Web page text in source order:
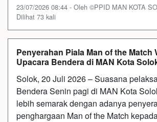
23/07/2026 08:44 - Oleh ©PPID MAN KOTA
Dilihat 73 kali
Penyerahan Piala Man of the Match
Upacara Bendera di MAN Kota
Solok, 20 Juli 2026 – Suasana
Bendera Senin pagi di MAN Kota
lebih semarak dengan adanya
penghargaan Man of the Match